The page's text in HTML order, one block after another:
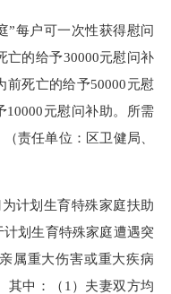
”每户可一次性获得慰问
亡的给予30000元慰问补
前死亡的给予50000元慰
10000元慰问补助。所需
责任单位：区卫健局、
计划生育特殊家庭扶助
划生育特殊家庭遭遇突
属重大伤害或重大疾病
其中：（1）夫妻双方均